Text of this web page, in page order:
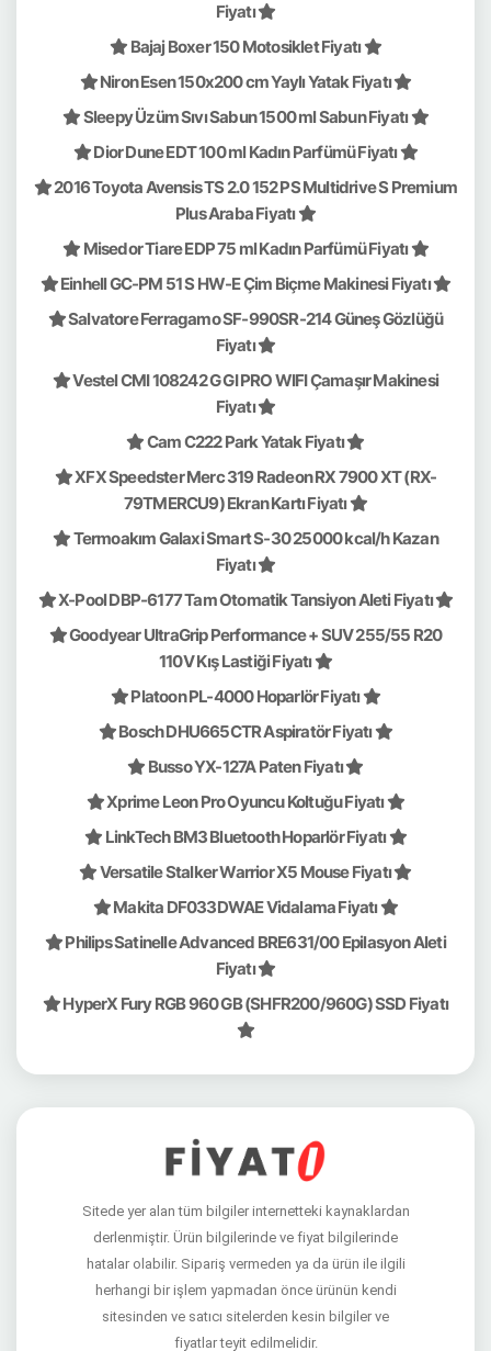
Fiyatı
Bajaj Boxer 150 Motosiklet Fiyatı
Niron Esen 150x200 cm Yaylı Yatak Fiyatı
Sleepy Üzüm Sıvı Sabun 1500 ml Sabun Fiyatı
Dior Dune EDT 100 ml Kadın Parfümü Fiyatı
2016 Toyota Avensis TS 2.0 152 PS Multidrive S Premium
Plus Araba Fiyatı
Misedor Tiare EDP 75 ml Kadın Parfümü Fiyatı
Einhell GC-PM 51 S HW-E Çim Biçme Makinesi Fiyatı
Salvatore Ferragamo SF-990SR-214 Güneş Gözlüğü
Fiyatı
Vestel CMI 108242 G GI PRO WIFI Çamaşır Makinesi
Fiyatı
Cam C222 Park Yatak Fiyatı
XFX Speedster Merc 319 Radeon RX 7900 XT (RX-
79TMERCU9) Ekran Kartı Fiyatı
Termoakım Galaxi Smart S-30 25000 kcal/h Kazan
Fiyatı
X-Pool DBP-6177 Tam Otomatik Tansiyon Aleti Fiyatı
Goodyear UltraGrip Performance + SUV 255/55 R20
110V Kış Lastiği Fiyatı
Platoon PL-4000 Hoparlör Fiyatı
Bosch DHU665CTR Aspiratör Fiyatı
Busso YX-127A Paten Fiyatı
Xprime Leon Pro Oyuncu Koltuğu Fiyatı
LinkTech BM3 Bluetooth Hoparlör Fiyatı
Versatile Stalker Warrior X5 Mouse Fiyatı
Makita DF033DWAE Vidalama Fiyatı
Philips Satinelle Advanced BRE631/00 Epilasyon Aleti
Fiyatı
HyperX Fury RGB 960 GB (SHFR200/960G) SSD Fiyatı
Sitede yer alan tüm bilgiler internetteki kaynaklardan
derlenmiştir. Ürün bilgilerinde ve fiyat bilgilerinde
hatalar olabilir. Sipariş vermeden ya da ürün ile ilgili
herhangi bir işlem yapmadan önce ürünün kendi
sitesinden ve satıcı sitelerden kesin bilgiler ve
fiyatlar teyit edilmelidir.